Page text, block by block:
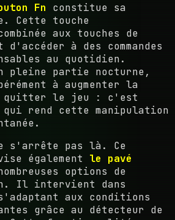
Fn constitue sa
Cette touche
aux touches de
à des commandes
au quotidien.
pleine partie nocturne,
à augmenter la
quitter le jeu : c'est
qui rend cette manipulation
s'arrête pas là. Ce
également le pavé
options de
Il intervient dans
aux conditions
grâce au détecteur de